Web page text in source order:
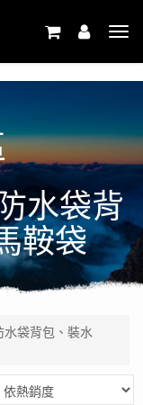
水袋背
鞍袋
袋背包、裝水